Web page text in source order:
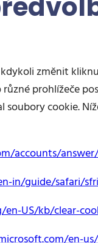
změnit
prohlížeče
soubory cookie.
accounts/
in/guide/safari/
US/kb/clear-
en-